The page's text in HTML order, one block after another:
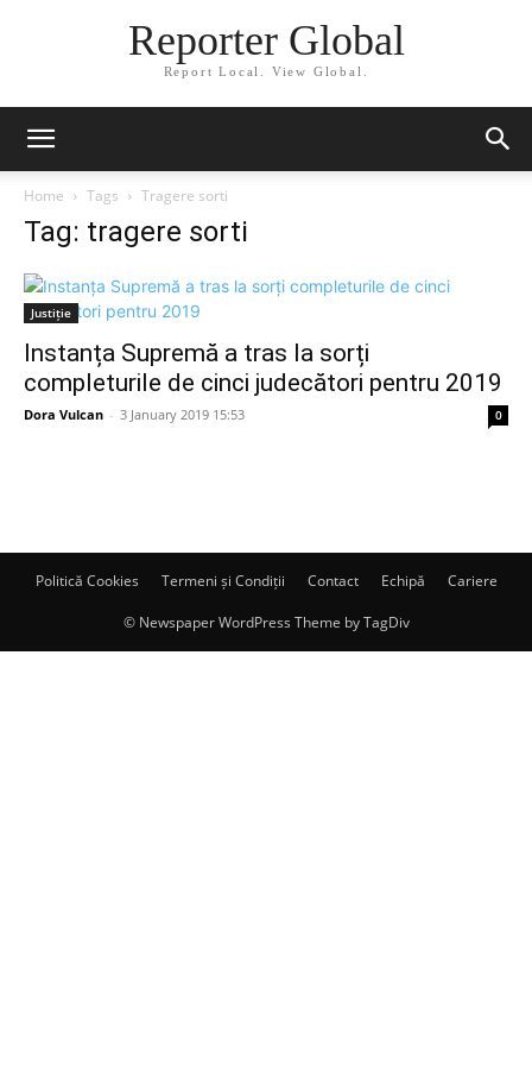
Reporter Global
Report Local. View Global.
Home Tags Tragere sorti
Tag: tragere sorti
Justiție
Instanța Supremă a tras la sorți
completurile de cinci judecători pentru 2019
Dora Vulcan - 3 January 2019 15:53 0
Politică Cookies Termeni și Condiții Contact Echipă Cariere
© Newspaper WordPress Theme by TagDiv